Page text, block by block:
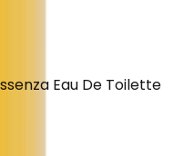
Eau De Toilette